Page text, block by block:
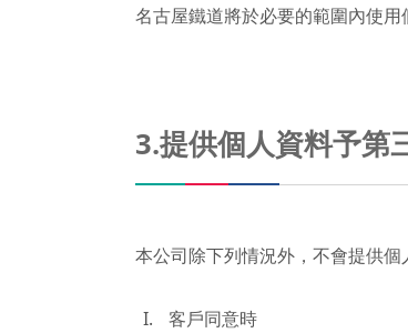
名古屋鐵道將於必要的範圍內使用
3.提供個人資料予第
本公司除下列情況外，不會提供個
客戶同意時